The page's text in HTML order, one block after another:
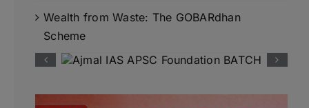
Wealth from Waste: The GOBARdhan
Scheme